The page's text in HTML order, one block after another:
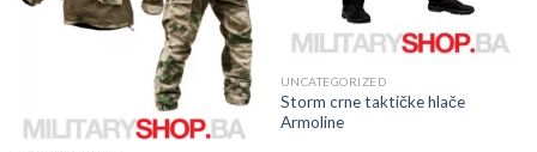
UNCATEGORIZED
Storm crne taktičke hlače
Armoline